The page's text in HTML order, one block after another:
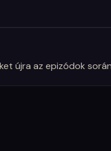
újra az epizódok